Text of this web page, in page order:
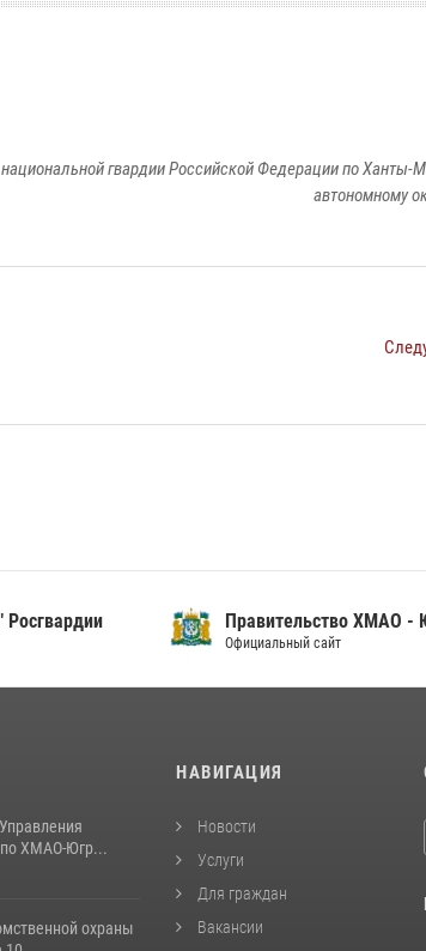
гвардии Российской Федерации по Ханты-
автономному
Правительство ХМАО -
Официальный сайт
ХМАО-Югр...
охраны
НАВИГАЦИЯ
Новости
Услуги
Для граждан
Вакансии